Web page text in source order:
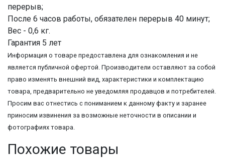
перерыв;
После 6 часов работы, обязателен перерыв 40 минут;
Вес - 0,6 кг.
Гарантия 5 лет
Информация о товаре предоставлена для ознакомления и не
является публичной офертой. Производители оставляют за собой
право изменять внешний вид, характеристики и комплектацию
товара, предварительно не уведомляя продавцов и потребителей.
Просим вас отнестись с пониманием к данному факту и заранее
приносим извинения за возможные неточности в описании и
фотографиях товара.
Похожие товары